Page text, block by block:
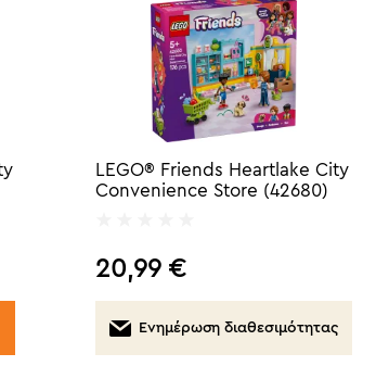
LEGO® Friends Heartlake City
Convenience Store (42680)
20,99€
Ενημέρωση διαθεσιμότητας